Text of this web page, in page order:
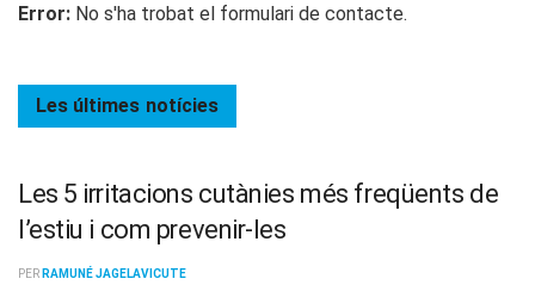
Error: No s'ha trobat el formulari de contacte.
Les últimes notícies
Les 5 irritacions cutànies més freqüents de
l’estiu i com prevenir-les
PER RAMUNÉ JAGELAVICUTE